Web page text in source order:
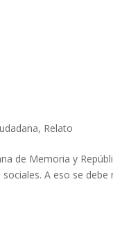
, Relato
de Memoria y
A eso se debe